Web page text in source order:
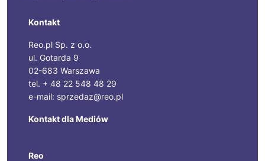
Kontakt
Reo.pl Sp. z o.o.
ul. Gotarda 9
02-683 Warszawa
tel. + 48 22 548 48 29
e-mail: sprzedaz@reo.pl
Kontakt dla Mediów
Reo